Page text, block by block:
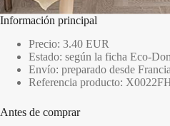
Información principal
Precio: 3.40 EUR
Estado: según la ficha Eco-
Envío: preparado desde
Referencia producto:
Antes de comprar